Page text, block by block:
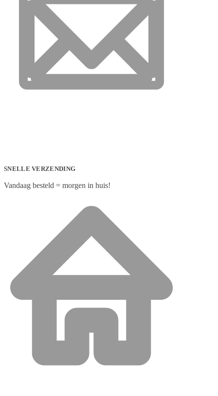
SNELLE VERZENDING
Vandaag besteld = morgen in huis!